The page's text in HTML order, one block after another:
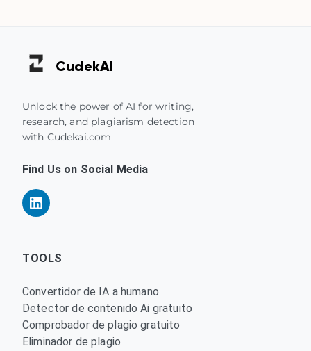
CudekAI
Unlock the power of AI for writing,
research, and plagiarism detection
with Cudekai.com
Find Us on Social Media
TOOLS
Convertidor de IA a humano
Detector de contenido Ai gratuito
Comprobador de plagio gratuito
Eliminador de plagio